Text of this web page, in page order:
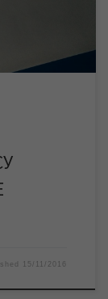
од […]
15/11/2016